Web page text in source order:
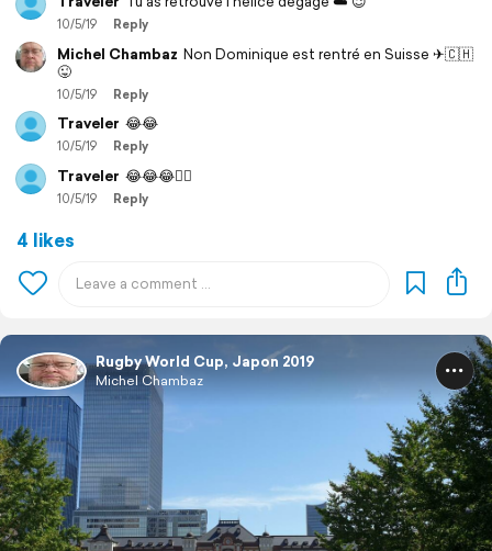
10/5/19 Reply
Michel Chambaz Non Dominique est rentré en Suisse ✈🇨🇭
😜
10/5/19 Reply
Traveler 😂😂
10/5/19 Reply
Traveler 😂😂😂👍🏼
10/5/19 Reply
4 likes
Rugby World Cup, Japon 2019
Michel Chambaz